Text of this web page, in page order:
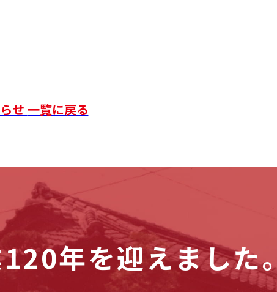
せ 一覧に戻る
年を迎えました。